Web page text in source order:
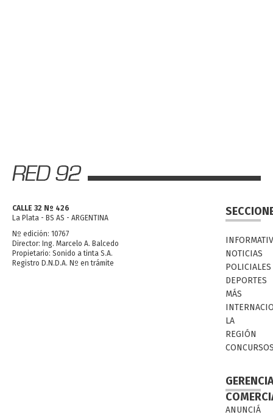
CALLE 32 Nº 426
La Plata - BS AS - ARGENTINA
Nº edición: 10767
Director: Ing. Marcelo A. Balcedo
Propietario: Sonido a tinta S.A.
Registro D.N.D.A. Nº en trámite
NOTICIAS
POLICIALES
DEPORTES
MÁS
LA
REGIÓN
ANUNCIÁ